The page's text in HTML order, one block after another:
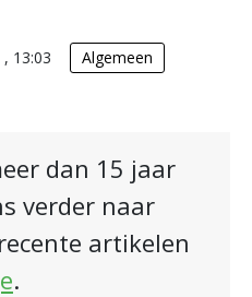
13:03 Algemeen
dan 15 jaar
verder naar
artikelen
.